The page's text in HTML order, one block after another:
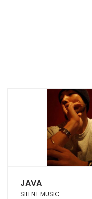
JAVA
SILENT MUSIC